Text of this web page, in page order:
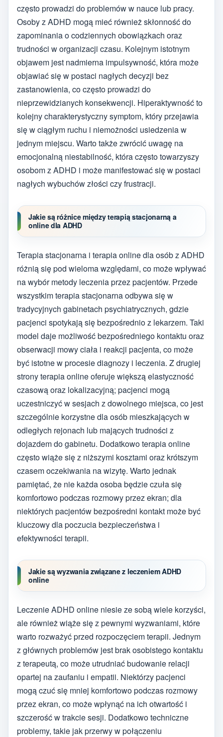
często prowadzi do problemów w nauce lub pracy.
Osoby z ADHD mogą mieć również skłonność do
zapominania o codziennych obowiązkach oraz
trudności w organizacji czasu. Kolejnym istotnym
objawem jest nadmierna impulsywność, która może
objawiać się w postaci nagłych decyzji bez
zastanowienia, co często prowadzi do
nieprzewidzianych konsekwencji. Hiperaktywność to
kolejny charakterystyczny symptom, który przejawia
się w ciągłym ruchu i niemożności usiedzenia w
jednym miejscu. Warto także zwrócić uwagę na
emocjonalną niestabilność, która często towarzyszy
osobom z ADHD i może manifestować się w postaci
nagłych wybuchów złości czy frustracji.
Jakie są różnice między terapią stacjonarną a
online dla ADHD
Terapia stacjonarna i terapia online dla osób z ADHD
różnią się pod wieloma względami, co może wpływać
na wybór metody leczenia przez pacjentów. Przede
wszystkim terapia stacjonarna odbywa się w
tradycyjnych gabinetach psychiatrycznych, gdzie
pacjenci spotykają się bezpośrednio z lekarzem. Taki
model daje możliwość bezpośredniego kontaktu oraz
obserwacji mowy ciała i reakcji pacjenta, co może
być istotne w procesie diagnozy i leczenia. Z drugiej
strony terapia online oferuje większą elastyczność
czasową oraz lokalizacyjną; pacjenci mogą
uczestniczyć w sesjach z dowolnego miejsca, co jest
szczególnie korzystne dla osób mieszkających w
odległych rejonach lub mających trudności z
dojazdem do gabinetu. Dodatkowo terapia online
często wiąże się z niższymi kosztami oraz krótszym
czasem oczekiwania na wizytę. Warto jednak
pamiętać, że nie każda osoba będzie czuła się
komfortowo podczas rozmowy przez ekran; dla
niektórych pacjentów bezpośredni kontakt może być
kluczowy dla poczucia bezpieczeństwa i
efektywności terapii.
Jakie są wyzwania związane z leczeniem ADHD
online
Leczenie ADHD online niesie ze sobą wiele korzyści,
ale również wiąże się z pewnymi wyzwaniami, które
warto rozważyć przed rozpoczęciem terapii. Jednym
z głównych problemów jest brak osobistego kontaktu
z terapeutą, co może utrudniać budowanie relacji
opartej na zaufaniu i empatii. Niektórzy pacjenci
mogą czuć się mniej komfortowo podczas rozmowy
przez ekran, co może wpłynąć na ich otwartość i
szczerość w trakcie sesji. Dodatkowo techniczne
problemy, takie jak przerwy w połączeniu